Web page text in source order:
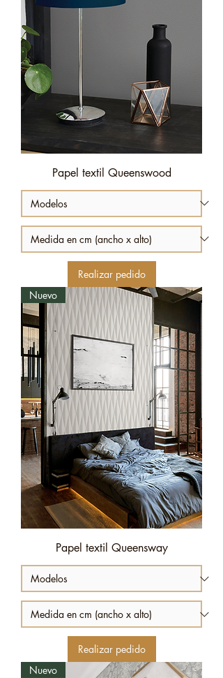
Papel textil Queenswood
Realizar pedido
Nuevo
Papel textil Queensway
Realizar pedido
Nuevo